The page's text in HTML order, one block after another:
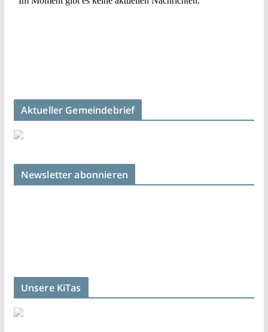
Aktueller Gemeindebrief
Newsletter abonnieren
Unsere KiTas